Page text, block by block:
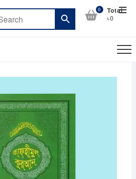
0 Total
৳0